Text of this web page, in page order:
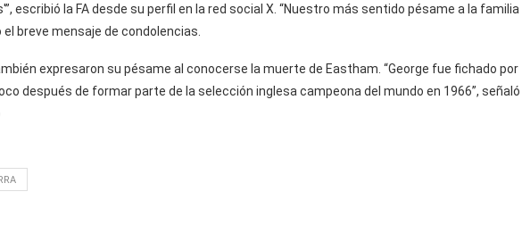
escribió la FA desde su perfil en la red social X. “Nuestro más sentido pésame a la familia
breve mensaje de condolencias.
expresaron su pésame al conocerse la muerte de Eastham. “George fue fichado por
después de formar parte de la selección inglesa campeona del mundo en 1966”, señaló